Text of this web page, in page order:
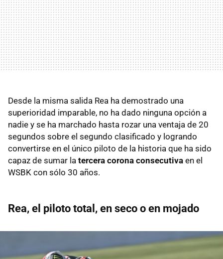
Desde la misma salida Rea ha demostrado una
superioridad imparable, no ha dado ninguna opción a
nadie y se ha marchado hasta rozar una ventaja de 20
segundos sobre el segundo clasificado y logrando
convertirse en el único piloto de la historia que ha sido
capaz de sumar la tercera corona consecutiva en el
WSBK con sólo 30 años.
Rea, el piloto total, en seco o en mojado